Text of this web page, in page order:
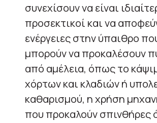
συνεχίσουν να είναι
προσεκτικοί και να
ενέργειες στην ύπαιθρο
μπορούν να προκαλέσουν
από αμέλεια, όπως το
χόρτων και κλαδιών ή
καθαρισμού, η χρήση
που προκαλούν σπινθήρες